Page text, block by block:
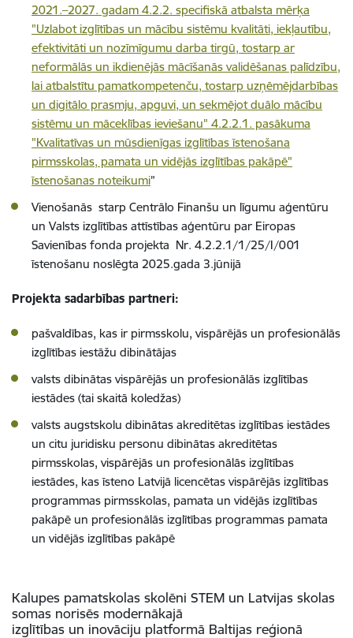
2021.–2027. gadam 4.2.2. specifiskā atbalsta mērķa
"Uzlabot izglītības un mācību sistēmu kvalitāti, iekļautību,
efektivitāti un nozīmīgumu darba tirgū, tostarp ar
neformālās un ikdienējās mācīšanās validēšanas palīdzību,
lai atbalstītu pamatkompetenču, tostarp uzņēmējdarbības
un digitālo prasmju, apguvi, un sekmējot duālo mācību
sistēmu un māceklības ieviešanu" 4.2.2.1. pasākuma
"Kvalitatīvas un mūsdienīgas izglītības īstenošana
pirmsskolas, pamata un vidējās izglītības pakāpē"
īstenošanas noteikumi”
Vienošanās starp Centrālo Finanšu un līgumu aģentūru
un Valsts izglītības attīstības aģentūru par Eiropas
Savienības fonda projekta Nr. 4.2.2.1/1/25/I/001
īstenošanu noslēgta 2025.gada 3.jūnijā
Projekta sadarbības partneri:
pašvaldības, kas ir pirmsskolu, vispārējās un profesionālās
izglītības iestāžu dibinātājas
valsts dibinātas vispārējās un profesionālās izglītības
iestādes (tai skaitā koledžas)
valsts augstskolu dibinātas akreditētas izglītības iestādes
un citu juridisku personu dibinātas akreditētas
pirmsskolas, vispārējās un profesionālās izglītības
iestādes, kas īsteno Latvijā licencētas vispārējās izglītības
programmas pirmsskolas, pamata un vidējās izglītības
pakāpē un profesionālās izglītības programmas pamata
un vidējās izglītības pakāpē
Kalupes pamatskolas skolēni STEM un Latvijas skolas
somas norisēs modernākajā
izglītības un inovāciju platformā Baltijas reģionā